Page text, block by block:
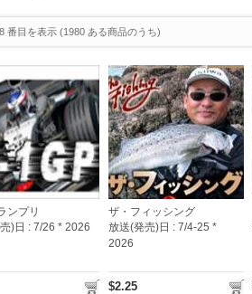
番目を表示 (1980 ある商品のうち)
ンプリ
)日 : 7/26 * 2026
ザ・フィッシング
放送(発売)日 : 7/4-25 *
2026
$2.25